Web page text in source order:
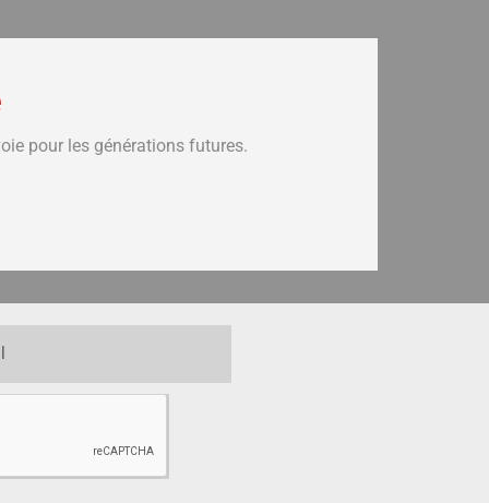
pour les générations futures.